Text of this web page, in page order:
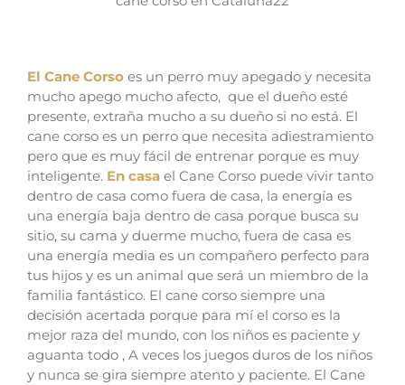
El Cane Corso es un perro muy apegado y necesita
mucho apego mucho afecto, que el dueño esté
presente, extraña mucho a su dueño si no está. El
cane corso es un perro que necesita adiestramiento
pero que es muy fácil de entrenar porque es muy
inteligente. En casa el Cane Corso puede vivir tanto
dentro de casa como fuera de casa, la energía es
una energía baja dentro de casa porque busca su
sitio, su cama y duerme mucho, fuera de casa es
una energía media es un compañero perfecto para
tus hijos y es un animal que será un miembro de la
familia fantástico. El cane corso siempre una
decisión acertada porque para mí el corso es la
mejor raza del mundo, con los niños es paciente y
aguanta todo , A veces los juegos duros de los niños
y nunca se gira siempre atento y paciente. El Cane